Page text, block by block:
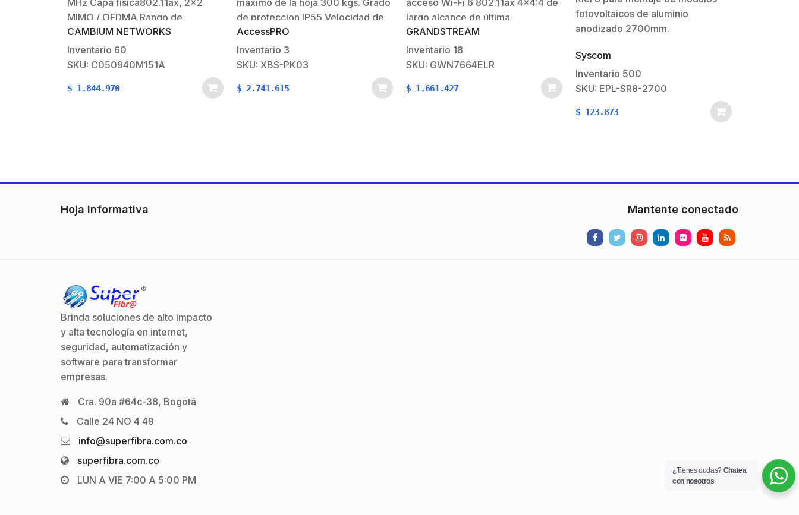
MIMO / OFDMA Rango de
frecuencia5.1 – 5.9
GHzDesempeño ARQ (Protocolos
para control de errores en
transmisión de datos)Si Capacidad
Máxima1 Gbps
CAMBIUM NETWORKS
Inventario 60
SKU: C050940M151A
$ 1.844.970
de proteccion IP55.Velocidad de
apertura: 1.6cm/s.Características
Físicas y Eléctricas:Alimentacion
110VCA.Consumo del motor
:24Vcd 40W, 2A.Temperatura de
operación: -10 a 50
AccessPRO
Inventario 3
SKU: XBS-PK03
$ 2.741.615
largo alcance de última
generación para negocios y
empresas de tamaño mediano a
grande que necesitan
proporcionar cobertura de gran
distancia en espacios tanto
GRANDSTREAM
Inventario 18
SKU: GWN7664ELR
$ 1.661.427
fotovoltaicos de aluminio
anodizado 2700mm.
Syscom
Inventario 500
SKU: EPL-SR8-2700
$ 123.873
Hoja informativa Mantente conectado
Brinda soluciones de alto impacto
y alta tecnología en internet,
seguridad, automatización y
software para transformar
empresas.
Cra. 90a #64c-38, Bogotá
Calle 24 NO 4 49
info@superfibra.com.co
superfibra.com.co
LUN A VIE 7:00 A 5:00 PM
¿Tienes dudas? Chatea
con nosotros